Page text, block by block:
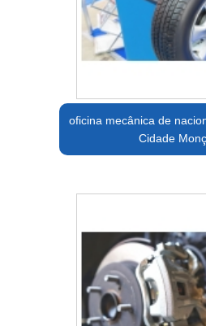
oficina mecânica de
Cidade